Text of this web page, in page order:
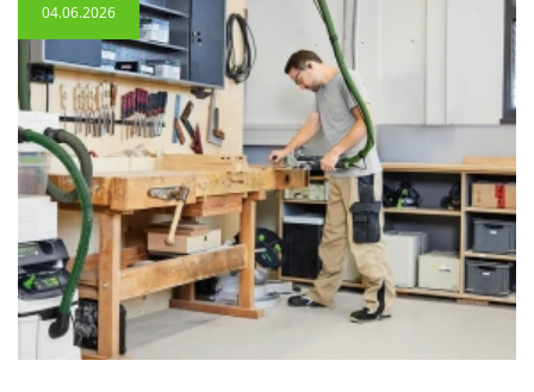
04.06.2026